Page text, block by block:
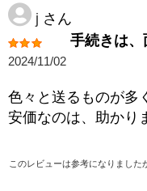
j さん
手続きは、
2024/11/02
色々と送るものが多
安価なのは、助かり
このレビューは参考になりました